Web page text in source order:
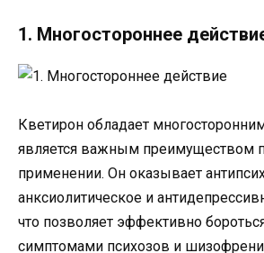
1. Многостороннее
Кветирон обладает
является важным преимуществом
применении. Он оказывает
анксиолитическое и
что позволяет эффективно
симптомами психозов и